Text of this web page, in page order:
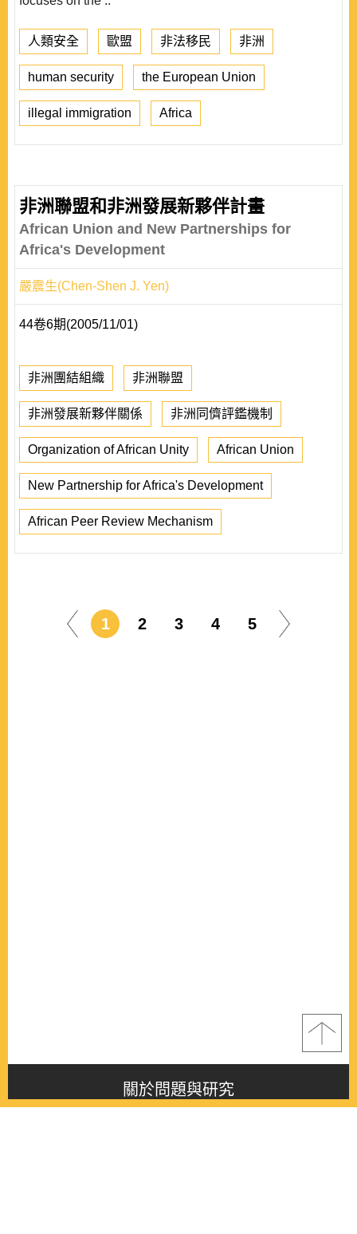
人類安全 歐盟 非法移民 非洲
human security the European Union
illegal immigration Africa
非洲聯盟和非洲發展新夥伴計畫
African Union and New Partnerships for
Africa's Development
嚴震生(Chen-Shen J. Yen)
44卷6期(2005/11/01)
非洲團結組織 非洲聯盟
非洲發展新夥伴關係 非洲同儕評鑑機制
Organization of African Unity African Union
New Partnership for Africa's Development
African Peer Review Mechanism
1 2 3 4 5
關於問題與研究
About this journal